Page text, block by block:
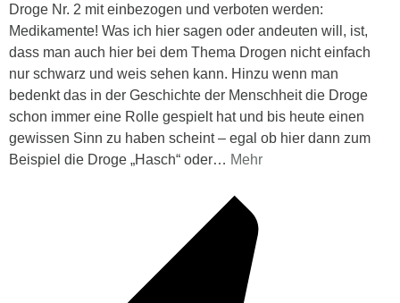
Droge Nr. 2 mit einbezogen und verboten werden:
Medikamente! Was ich hier sagen oder andeuten will, ist,
dass man auch hier bei dem Thema Drogen nicht einfach
nur schwarz und weis sehen kann. Hinzu wenn man
bedenkt das in der Geschichte der Menschheit die Droge
schon immer eine Rolle gespielt hat und bis heute einen
gewissen Sinn zu haben scheint – egal ob hier dann zum
Beispiel die Droge „Hasch“ oder… Mehr